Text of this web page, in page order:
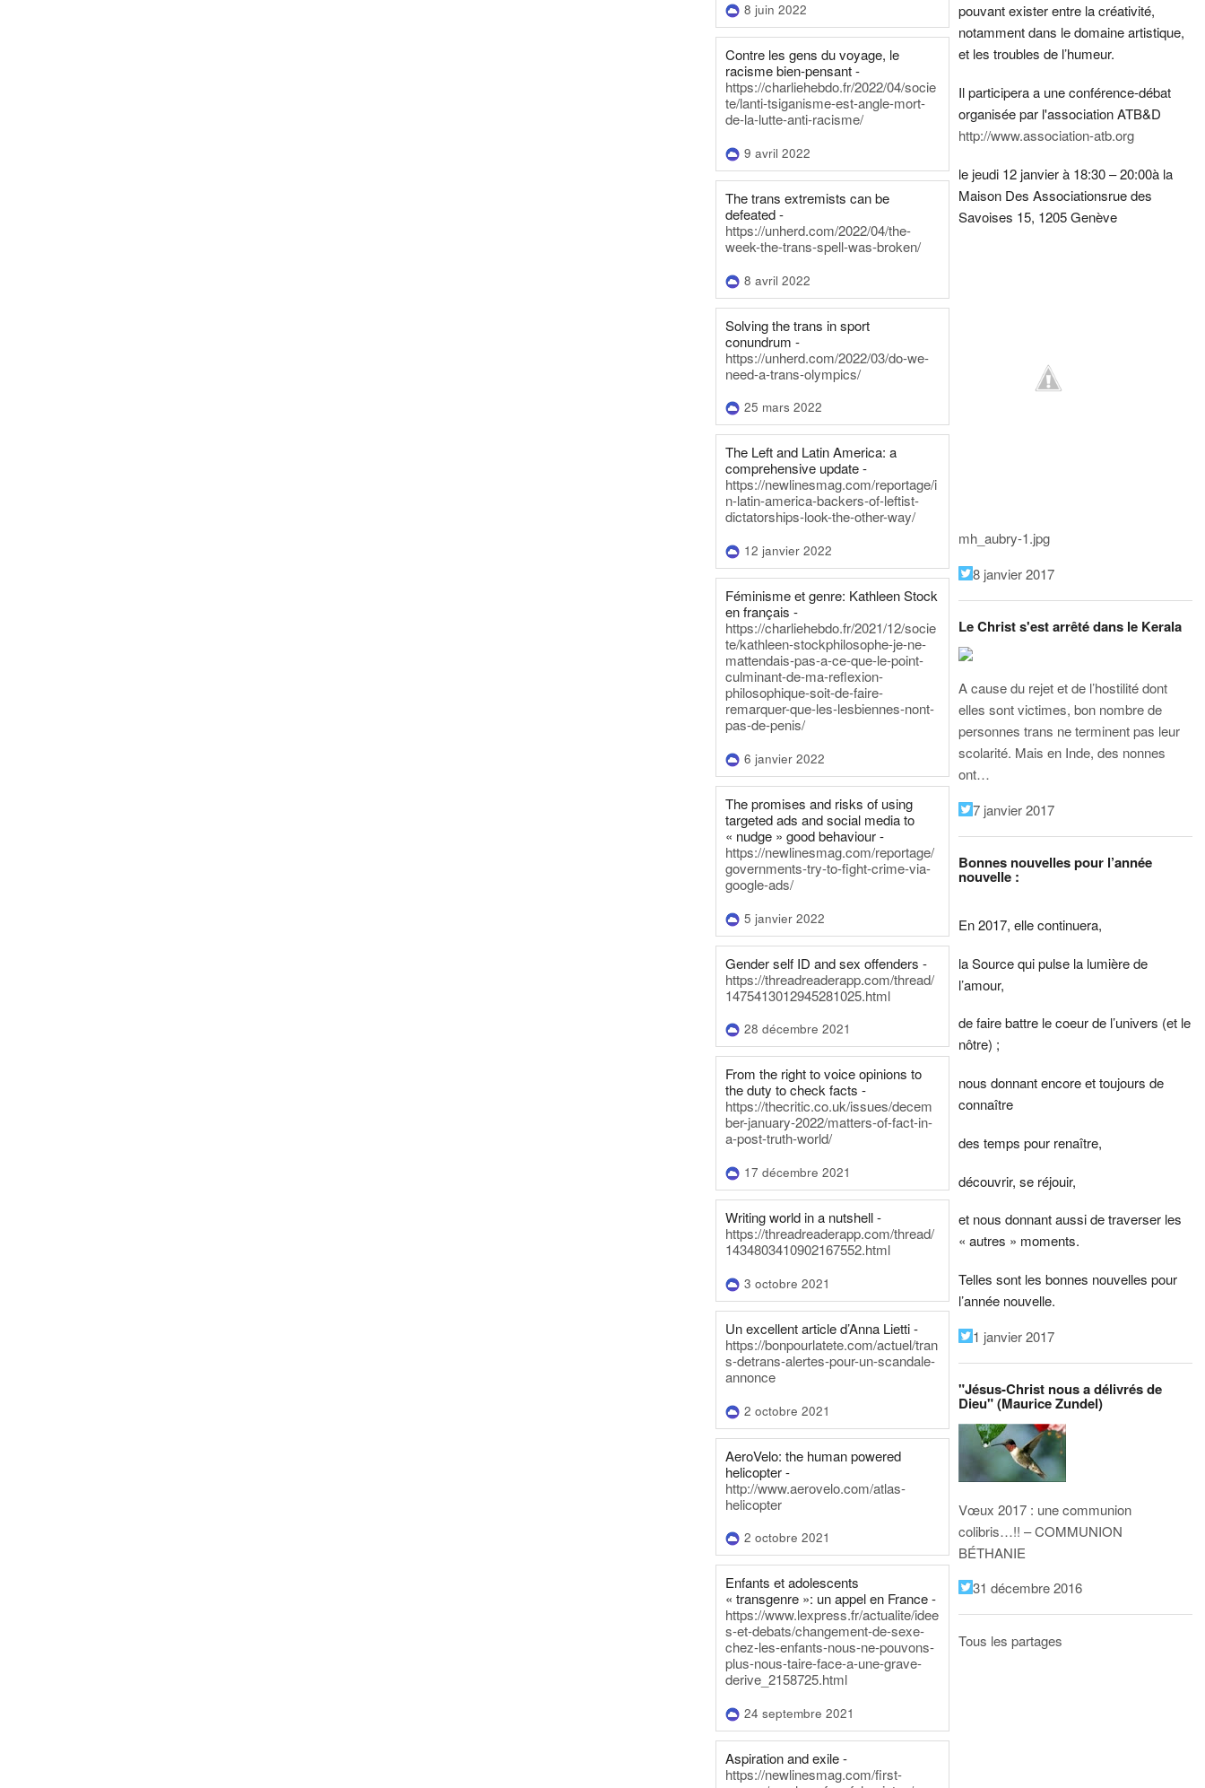
8 juin 2022
Contre les gens du voyage, le
racisme bien-pensant -
https://charliehebdo.fr/2022/04/socie
te/lanti-tsiganisme-est-angle-mort-
de-la-lutte-anti-racisme/
9 avril 2022
The trans extremists can be
defeated -
https://unherd.com/2022/04/the-
week-the-trans-spell-was-broken/
8 avril 2022
Solving the trans in sport
conundrum -
https://unherd.com/2022/03/do-we-
need-a-trans-olympics/
25 mars 2022
The Left and Latin America: a
comprehensive update -
https://newlinesmag.com/reportage/i
n-latin-america-backers-of-leftist-
dictatorships-look-the-other-way/
12 janvier 2022
Féminisme et genre: Kathleen Stock
en français -
https://charliehebdo.fr/2021/12/socie
te/kathleen-stockphilosophe-je-ne-
mattendais-pas-a-ce-que-le-point-
culminant-de-ma-reflexion-
philosophique-soit-de-faire-
remarquer-que-les-lesbiennes-nont-
pas-de-penis/
6 janvier 2022
The promises and risks of using
targeted ads and social media to
« nudge » good behaviour -
https://newlinesmag.com/reportage/
governments-try-to-fight-crime-via-
google-ads/
5 janvier 2022
Gender self ID and sex offenders -
https://threadreaderapp.com/thread/
1475413012945281025.html
28 décembre 2021
From the right to voice opinions to
the duty to check facts -
https://thecritic.co.uk/issues/decem
ber-january-2022/matters-of-fact-in-
a-post-truth-world/
17 décembre 2021
Writing world in a nutshell -
https://threadreaderapp.com/thread/
1434803410902167552.html
3 octobre 2021
Un excellent article d’Anna Lietti -
https://bonpourlatete.com/actuel/tran
s-detrans-alertes-pour-un-scandale-
annonce
2 octobre 2021
AeroVelo: the human powered
helicopter -
http://www.aerovelo.com/atlas-
helicopter
2 octobre 2021
Enfants et adolescents
« transgenre »: un appel en France -
https://www.lexpress.fr/actualite/idee
s-et-debats/changement-de-sexe-
chez-les-enfants-nous-ne-pouvons-
plus-nous-taire-face-a-une-grave-
derive_2158725.html
24 septembre 2021
Aspiration and exile -
https://newlinesmag.com/first-
pouvant exister entre la créativité,
notamment dans le domaine artistique,
et les troubles de l’humeur.
Il participera a une conférence-débat
organisée par l'association ATB&D
http://www.association-atb.org
le jeudi 12 janvier à 18:30 – 20:00à la
Maison Des Associationsrue des
Savoises 15, 1205 Genève
mh_aubry-1.jpg
8 janvier 2017
Le Christ s'est arrêté dans le Kerala
A cause du rejet et de l’hostilité dont
elles sont victimes, bon nombre de
personnes trans ne terminent pas leur
scolarité. Mais en Inde, des nonnes
ont…
7 janvier 2017
Bonnes nouvelles pour l’année
nouvelle :
En 2017, elle continuera,
la Source qui pulse la lumière de
l’amour,
de faire battre le coeur de l’univers (et le
nôtre) ;
nous donnant encore et toujours de
connaître
des temps pour renaître,
découvrir, se réjouir,
et nous donnant aussi de traverser les
« autres » moments.
Telles sont les bonnes nouvelles pour
l’année nouvelle.
1 janvier 2017
"Jésus-Christ nous a délivrés de
Dieu" (Maurice Zundel)
Vœux 2017 : une communion
colibris…!! – COMMUNION
BÉTHANIE
31 décembre 2016
Tous les partages